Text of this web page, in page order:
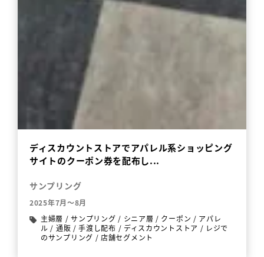
ディスカウントストアでアパレル系ショッピング
サイトのクーポン券を配布し...
サンプリング
2025年7月～8月
主婦層 /サンプリング / シニア層 / クーポン / アパレ
ル / 通販 /手渡し配布 / ディスカウントストア / レジで
のサンプリング / 店舗セグメント